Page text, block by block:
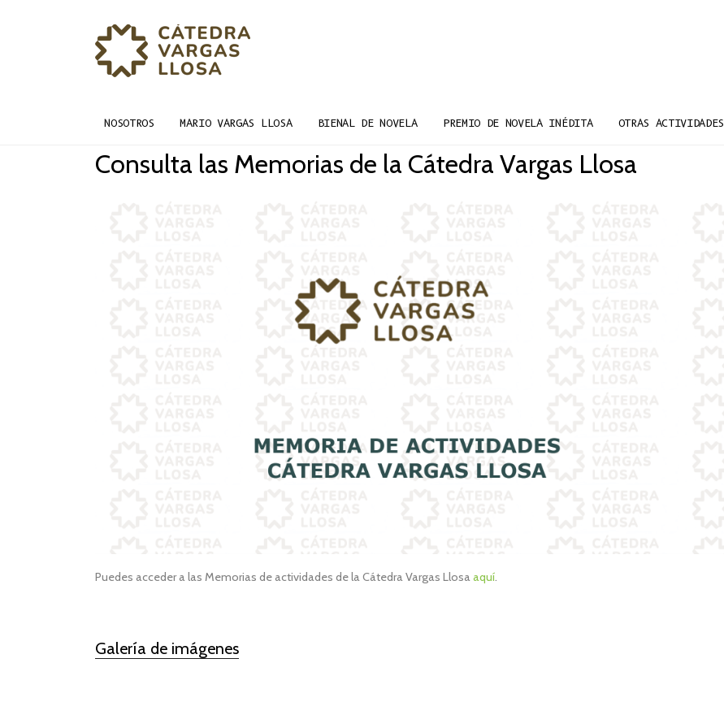
NOSOTROS MARIO VARGAS LLOSA BIENAL DE NOVELA PREMIO DE NOVELA INÉDITA OTRAS ACTIVIDADES
Consulta las Memorias de la Cátedra Vargas Llosa
Puedes acceder a las Memorias de actividades de la Cátedra Vargas Llosaaquí.
Galería de imágenes